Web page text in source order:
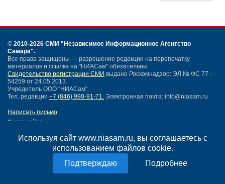
Используя сайт www.niasam.ru, вы соглашаетесь с
использованием файлов cookie.
Подробнее
© 2010-2026 СМИ "Независимое Информационное Агентство
Самара".
Все права защищены — разрешение редакции на перепечатку
материалов и ссылка на "НИАСам" обязательны.
Свидетельство регистрации СМИ выдано Роскомнадзор: ЭЛ № ФС 77 -
54259 от 24.05.2013.
Учредитель ООО "НИАСам".
Тел. редакции +7 (846) 990-91-71. Электронная почта: info@niasam.ru
Написать письмо
Карта сайта
Политика конфиденциальности
Согласие на обработку персональных данных